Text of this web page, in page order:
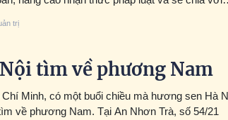
trị
tìm về phương Nam
Minh, có một buổi chiều mà hương sen Hà
về phương Nam. Tại An Nhơn Trà, số 54/21